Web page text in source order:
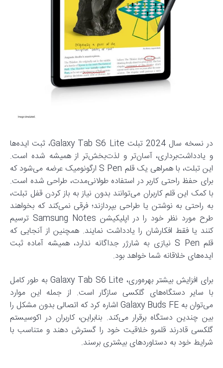
در نسخه سال 2024 تبلت Galaxy Tab S6 Lite، ثبت ایده‌ها
و یادداشت‌برداری، آسان‌تر و لذت‌بخش‌تر از همیشه شده است.
این تبلت، با همراهی یک قلم S Pen ارگونومیک عرضه می‌شود که
برای حفظ راحتی کاربر در استفاده طولانی‌مدت، طراحی شده است.
با کمک این قلم کاربران می‌توانند بدون نیاز به باز کردن قفل تبلت،
به راحتی به نوشتن یا طراحی بپردازند؛ فرقی نمی‌کند که بخواهند
طرح مورد نظر خود را در اپلیکیشن Samsung Notes ترسیم
کنند یا فقط افکارشان را یادداشت نمایند. همچنین از آنجایی که
قلم S Pen نیازی به شارژر جداگانه ندارد، همیشه آماده ثبت
ایده‌های خلاقانه شما خواهد بود.
برای افزایش بیشتر بهره‌وری، Galaxy Tab S6 Lite به طور کامل
با سایر دستگاه‌های گلکسی سازگار است. از جمله این موارد
می‌توان به Galaxy Buds FE اشاره کرد که اتصالی بدون مشکل را
بین چندین دستگاه برقرار می‌کند. بنابراین، کاربران در اکوسیستم
گلکسی قادرند قلمرو خلاقیت خود را گسترش دهند و متناسب با
شرایط خود به دستاوردهای بیشتری برسند.